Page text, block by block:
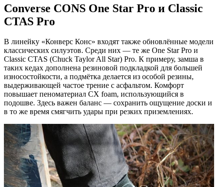
Converse CONS One Star Pro и Classic
CTAS Pro
В линейку «Конверс Конс» входят также обновлённые модели
классических силуэтов. Среди них — те же One Star Pro и
Classic CTAS (Chuck Taylor All Star) Pro. К примеру, замша в
таких кедах дополнена резиновой подкладкой для большей
износостойкости, а подмётка делается из особой резины,
выдерживающей частое трение с асфальтом. Комфорт
повышает пеноматериал CX foam, использующийся в
подошве. Здесь важен баланс — сохранить ощущение доски и
в то же время смягчить удары при резких приземлениях.